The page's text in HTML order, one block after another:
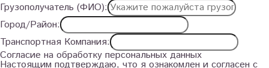
Грузополучатель (ФИО):
Город/Район:
Транспортная Компания:
Согласие на обработку персональных данных
Настоящим подтверждаю, что я ознакомлен и согласен с